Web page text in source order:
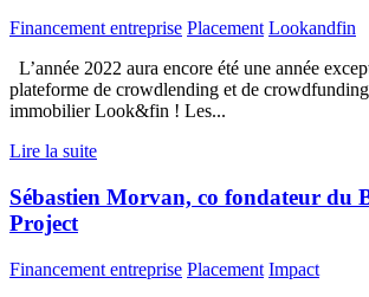
Financement entreprise Placement Lookandfin
L’année 2022 aura encore été une année
plateforme de crowdlending et de crowdfunding
immobilier Look&fin ! Les...
Lire la suite
Sébastien Morvan, co fondateur du
Project
Financement entreprise Placement Impact